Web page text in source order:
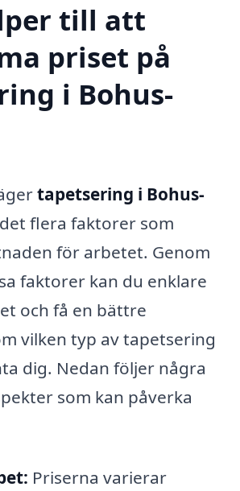
till att
priset på
i Bohus-
tapetsering i Bohus-
flera faktorer som
för arbetet. Genom
faktorer kan du enklare
och få en bättre
vilken typ av tapetsering
dig. Nedan följer några
som kan påverka
Priserna varierar